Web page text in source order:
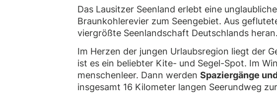
Das Lausitzer Seenland erlebt eine
Braunkohlerevier zum Seengebiet. Aus
viergrößte Seenlandschaft Deutschlands heran.
Im Herzen der jungen Urlaubsregion liegt der
ist es ein beliebter Kite- und Segel-Spot. Im
menschenleer. Dann werden Spaziergänge
insgesamt 16 Kilometer langen Seerundweg